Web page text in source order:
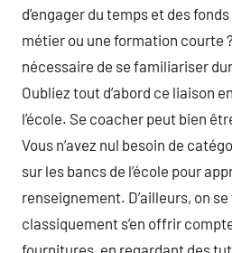
d’engager du temps et des
métier ou une formation courte
nécessaire de se familiariser
Oubliez tout d’abord ce liaison
l’école. Se coacher peut bien
Vous n’avez nul besoin de
sur les bancs de l’école pour
renseignement. D’ailleurs, on
classiquement s’en offrir
fournitures, en regardant des